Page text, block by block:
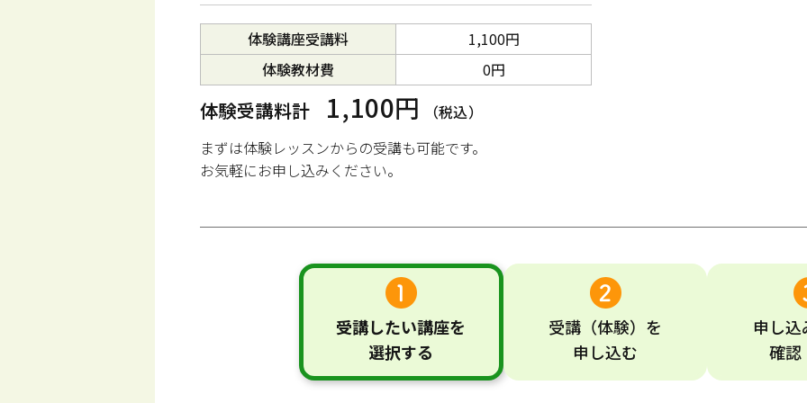
体験講座受講料
1,100円
体験教材費
0円
体験受講料計 1,100円
（税込）
まずは体験レッスンからの受講も可能です。
お気軽にお申し込みください。
受講したい講座を
選択する
受講 （体験） を
申し込む
申し込
確認